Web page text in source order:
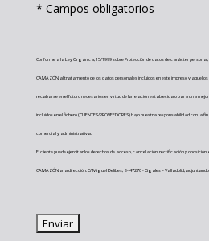
* Campos obligatorios
Conforme a la Ley Orgánica, 15/1999 sobre Protección de datos de carácter
CAMAZÓN al tratamiento de los datos personales incluidos en este impreso y
recabarse en el futuro necesarios en virtud de la relación establecida o para una
incluidos en el fichero (CLIENTES/PROVEEDORES) bajo nuestra responsabilidad con
comercial y administrativa.
El cliente puede ejercitar los derechos de acceso, cancelación, rectificación y oposición,
CAMAZÓN a la dirección: C/ Miguel Delibes, 8 - 47270 - Cigales – Valladolid,